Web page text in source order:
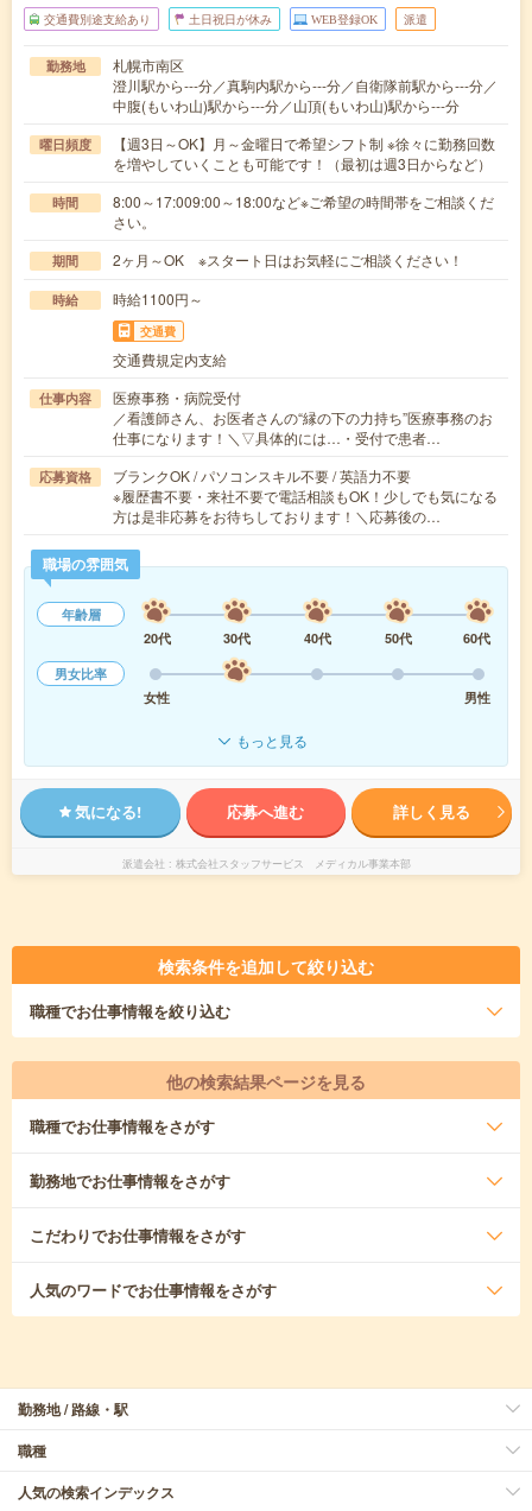
交通費別途支給あり 土日祝日が休み WEB登録OK 派遣
勤務地
札幌市南区
澄川駅から---分／真駒内駅から---分／自衛隊前駅から---分／
中腹(もいわ山)駅から---分／山頂(もいわ山)駅から---分
曜日頻度
【週3日～OK】月～金曜日で希望シフト制 ※徐々に勤務回数
を増やしていくことも可能です！（最初は週3日からなど）
時間
8:00～17:009:00～18:00など※ご希望の時間帯をご相談くだ
さい。
期間 2ヶ月～OK ※スタート日はお気軽にご相談ください！
時給 時給1100円～
交通費
交通費規定内支給
仕事内容
医療事務・病院受付
／看護師さん、お医者さんの“縁の下の力持ち”医療事務のお
仕事になります！＼▽具体的には…・受付で患者…
応募資格
ブランクOK / パソコンスキル不要 / 英語力不要
※履歴書不要・来社不要で電話相談もOK！少しでも気になる
方は是非応募をお待ちしております！＼応募後の…
職場の雰囲気
年齢層
20代
30代 40代 50代
60代
男女比率
女性
男性
もっと見る
気になる! 応募へ進む 詳しく見る
派遣会社 株式会社スタッフサービス メディカル事業本部
検索条件を追加して絞り込む
職種でお仕事情報を絞り込む
他の検索結果ページを見る
職種でお仕事情報をさがす
勤務地でお仕事情報をさがす
こだわりでお仕事情報をさがす
人気のワードでお仕事情報をさがす
勤務地 / 路線・駅
職種
人気の検索インデックス